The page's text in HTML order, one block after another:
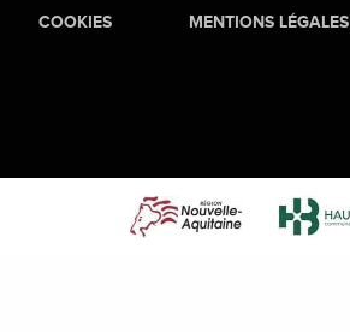
COOKIES MENTIONS LÉGALES